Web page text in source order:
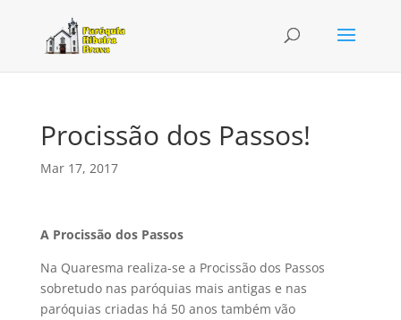
Procissão dos Passos!
Mar 17, 2017
A Procissão dos Passos
Na Quaresma realiza-se a Procissão dos Passos
sobretudo nas paróquias mais antigas e nas
paróquias criadas há 50 anos também vão